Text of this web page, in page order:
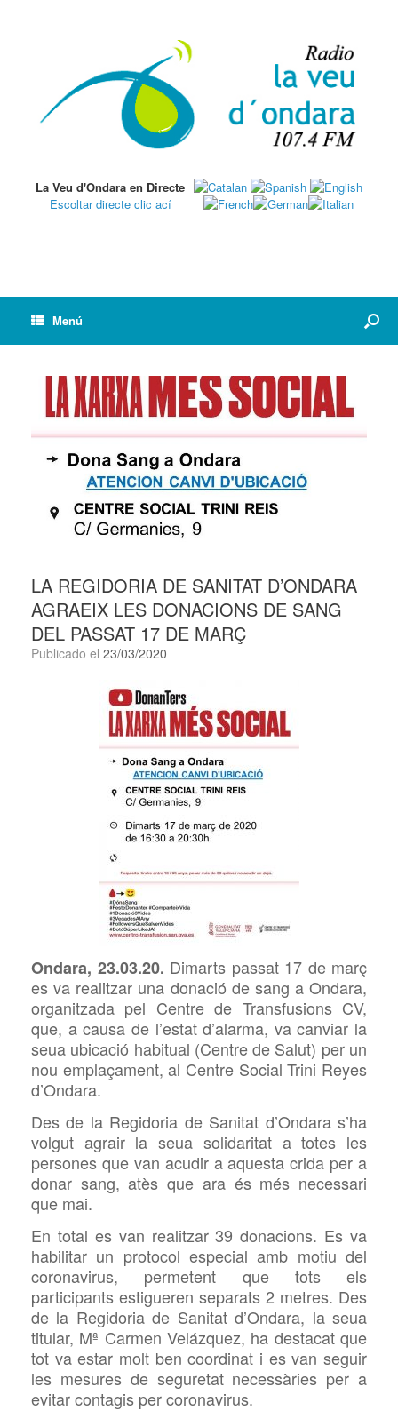
La Veu d'Ondara en Directe
Escoltar directe clic ací
Menú
LA REGIDORIA DE SANITAT D’ONDARA
AGRAEIX LES DONACIONS DE SANG
DEL PASSAT 17 DE MARÇ
Publicado el 23/03/2020
Ondara, 23.03.20. Dimarts passat 17 de març
es va realitzar una donació de sang a Ondara,
organitzada pel Centre de Transfusions CV,
que, a causa de l’estat d’alarma, va canviar la
seua ubicació habitual (Centre de Salut) per un
nou emplaçament, al Centre SocialTrini Reyes
d’Ondara.
Des de la Regidoria de Sanitat d’Ondara s’ha
volgut agrair la seua solidaritat a totes les
persones que van acudir a aquesta crida per a
donar sang, atès que ara és més necessari
que mai.
En total es van realitzar 39 donacions. Es va
habilitar un protocol especial amb motiu del
coronavirus, permetent que tots els
participants estigueren separats 2 metres. Des
de la Regidoria de Sanitatd’Ondara, la seua
titular, Mª Carmen Velázquez, ha destacat que
tot va estar molt ben coordinat i es van seguir
les mesures de seguretat necessàries per a
evitar contagis per coronavirus.